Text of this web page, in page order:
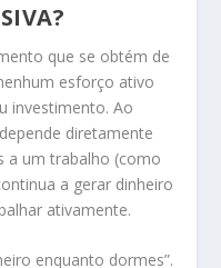
que se obtém de
esforço ativo
investimento. Ao
diretamente
a um trabalho (como
a gerar dinheiro
ativamente.
enquanto dormes”.